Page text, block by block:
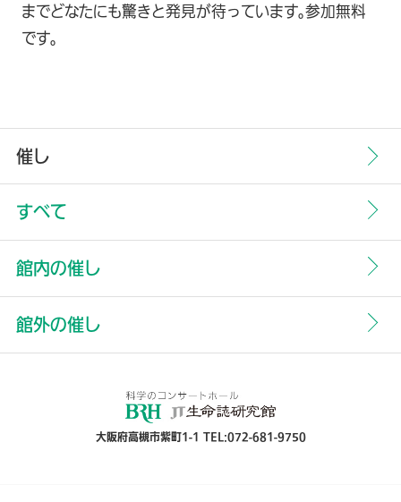
までどなたにも驚きと発見が待っています。参加無料
です。
催し
すべて
館内の催し
館外の催し
大阪府高槻市紫町1-1 TEL:072-681-9750